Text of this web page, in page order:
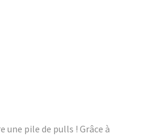
une pile de pulls ! Grâce à